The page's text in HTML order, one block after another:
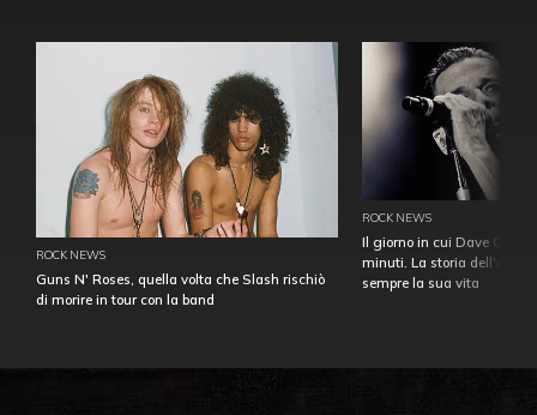
ROCK NEWS
Guns N' Roses, quella volta che Slash rischiò
di morire in tour con la band
ROCK NEWS
Il giorno in cui Dave
minuti. La storia
sempre la sua vita